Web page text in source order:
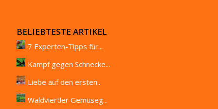
BELIEBTESTE ARTIKEL
7 Experten-Tipps für...
Kampf gegen Schnecke...
Liebe auf den ersten...
Waldviertler Gemüseg...